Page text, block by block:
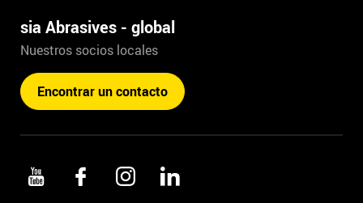
sia Abrasives - global
Nuestros socios locales
Encontrar un contacto